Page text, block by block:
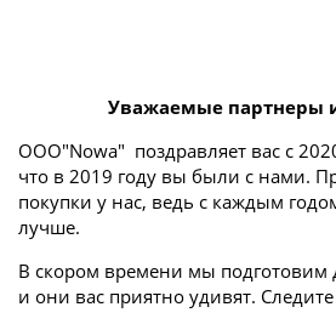
Уважаемые партнеры
ООО"Nowa" поздравляет вас с
что в 2019 году вы были с нами.
покупки у нас, ведь с каждым
лучше.
В скором времени мы подготовим
и они вас приятно удивят.